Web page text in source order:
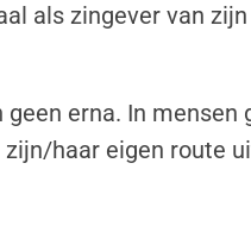
als zingever van
erna. In
haar eigen route